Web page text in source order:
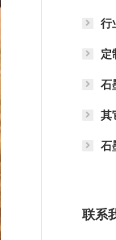
行
定
石
其
石
联系